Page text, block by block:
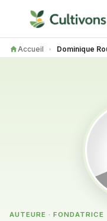
Accueil Dominique
AUTEURE · FONDATRICE